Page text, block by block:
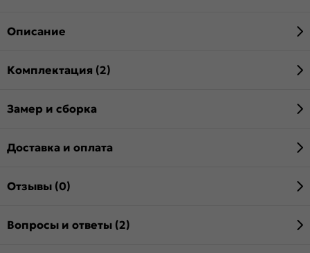
Описание
Комплектация (2)
Замер и сборка
Доставка и оплата
Отзывы (0)
Вопросы и ответы (2)